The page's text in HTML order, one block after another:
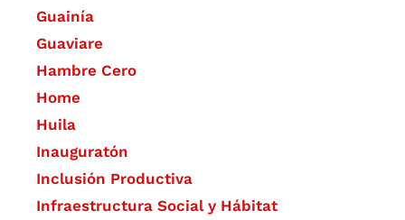
Guainía
Guaviare
Hambre Cero
Home
Huila
Inauguratón
Inclusión Productiva
Infraestructura Social y Hábitat